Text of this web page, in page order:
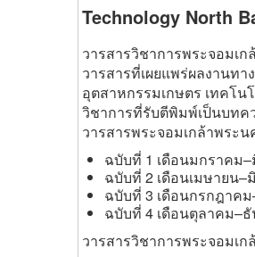
Technology North
วารสารวิชาการพระจอมเก
วารสารที่เผยแพร่ผลงานท
อุตสาหกรรมเกษตร เทคโ
วิชาการที่รับตีพิมพ์เป็นบทค
วารสารพระจอมเกล้าพระ
ฉบับที่ 1 เดือนมกราคม
ฉบับที่ 2 เดือนเมษายน–
ฉบับที่ 3 เดือนกรกฎาค
ฉบับที่ 4 เดือนตุลาคม–
วารสารวิชาการพระจอมเ